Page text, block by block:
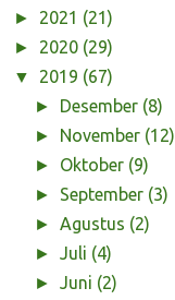
► 2021 (21)
► 2020 (29)
▼ 2019 (67)
► Desember (8)
► November (12)
► Oktober (9)
► September (3)
►Agustus (2)
►Juli (4)
►Juni (2)